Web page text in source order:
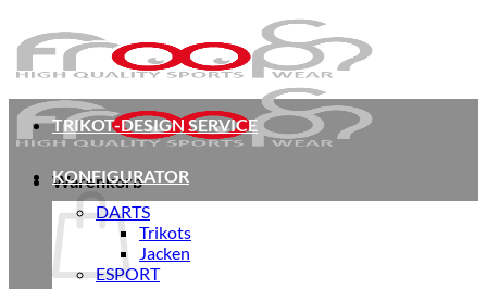
Warenkorb
TRIKOT-DESIGN SERVICE
KONFIGURATOR
DARTS
Trikots
Jacken
ESPORT